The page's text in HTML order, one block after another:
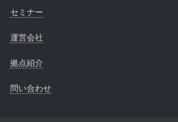
セミナー
運営会社
拠点紹介
問い合わせ